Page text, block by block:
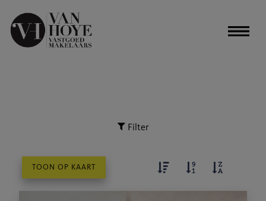
Filter
TOON OP KAART